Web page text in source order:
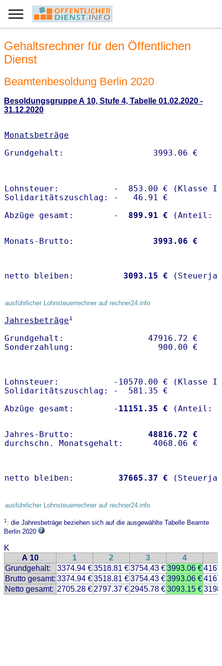
Gehaltsrechner für den Öffentlichen
Dienst
Beamtenbesoldung Berlin 2020
Besoldungsgruppe A 10, Stufe 4, Tabelle 01.02.2020 -
31.12.2020
Monatsbeträge
Lohnsteuer:           -  853.00 € (Klasse I)
Solidaritätszuschlag: -   46.91 €
Abzüge gesamt:        -
  899.91 €
Monats-Brutto: 3993.06 €
netto bleiben: 3093.15 €
ausführlicher Lohnsteuerrechner auf rechner24.info
Jahresbeträge1
Grundgehalt:                 47916.72 €
Lohnsteuer:           -10570.00 € (Klasse I)
Solidaritätszuschlag: -  581.35 €
Abzüge gesamt:        - 11151.35 €
Jahres-Brutto: 48816.72 €
netto bleiben: 37665.37 €
ausführlicher Lohnsteuerrechner auf rechner24.info
1: die Jahresbeträge beziehen sich auf die ausgewählte Tabelle Beamte
Berlin 2020
K
.. A 10 .. 1 2 3 4
Grundgehalt:
3374.94 €3518.81 €3754.43 €3993.06 €
Brutto gesamt: 3374.94 €3518.81 €3754.43 €3993.06 €
Netto gesamt: 2705.28 € 2797.37 € 2945.78 €3093.15 €